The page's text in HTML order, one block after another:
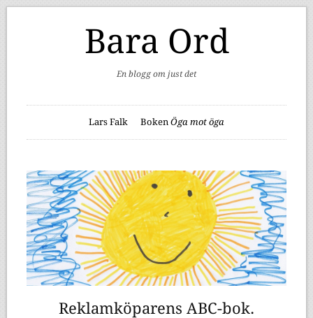
Bara Ord
En blogg om just det
Lars Falk Boken Öga mot öga
Reklamköparens ABC-bok.